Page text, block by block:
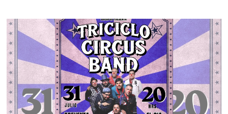
Jackson
Precios
boletos
y
fecha